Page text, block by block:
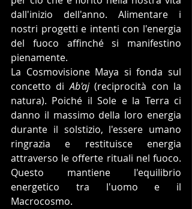
dall'inizio dell'anno. Alimentare i
nostri progetti e intenti con l'energia
del fuoco affinché si manifestino
pienamente.
La Cosmovisione Maya si fonda sul
concetto di Ab'aj (reciprocità con la
natura). Poiché il Sole e la Terra ci
danno il massimo della loro energia
durante il solstizio, l'essere umano
ringrazia e restituisce energia
attraverso le offerte rituali nel fuoco.
Questo mantiene l'equilibrio
energetico tra l'uomo e il
Macrocosmo.